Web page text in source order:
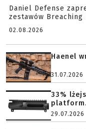
Daniel Defense
zestawów Breaching
02.08.2026
Haenel
31.07.2026
33%
29.07.2026